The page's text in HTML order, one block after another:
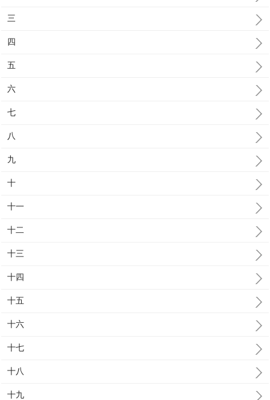
三
四
五
六
七
八
九
十
十一
十二
十三
十四
十五
十六
十七
十八
十九